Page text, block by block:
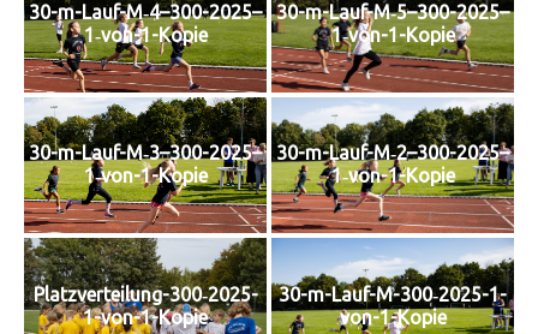
30-m-Lauf-M‑4–300-2025–
1‑von-1-Kopie
30-m-Lauf-M‑5–300-2025–
1‑von-1-Kopie
30-m-Lauf-M‑3–300-2025–
1‑von-1-Kopie
30-m-Lauf-M‑2–300-2025–
1‑von-1-Kopie
Platz­ver­tei­lung-300‑2025-
1-von-1-Kopie
30-m-Lauf-M-300‑2025-1-
von-1-Kopie